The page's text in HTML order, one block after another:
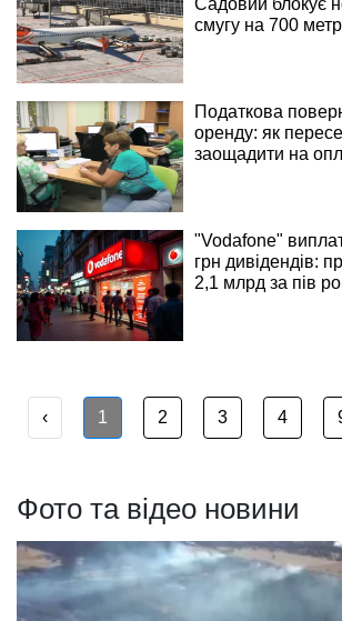
Садовий блокує
смугу на 700
Податкова
оренду: як
заощадити на
"Vodafone"
грн дивідендів:
2,1 млрд за пів
‹ 1 2 3 4
Фото та відео новини